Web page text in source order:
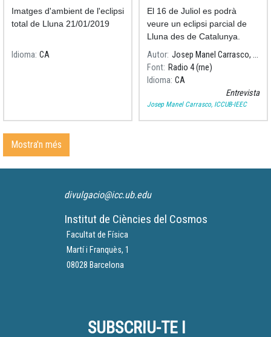
21/01/2019
Imatges d'ambient de l'eclipsi
total de Lluna 21/01/2019
Idioma CA
de Lluna
El 16 de Juliol es podrà
veure un eclipsi parcial de
Lluna des de Catalunya.
L'astrònom Josep Manel
Carrasco, autor del libre
"Cosmos: Una inmersión
rápida", ho explica a "El Matí
a Radio 4" i ens dóna
Autor
Josep Manel Carrasco, ICCUB-IEEC
Font Radio 4 (rne)
Idioma CA
Entrevista
Josep Manel Carrasco, ICCUB-IEEC
Mostra'n més
divulgacio@icc.ub.edu
Institut de Ciències del Cosmos
Facultat de Física
Martí i Franquès, 1
08028 Barcelona
SUBSCRIU-TE I